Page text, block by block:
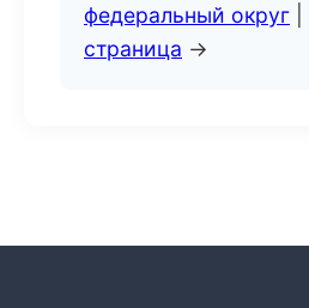
федеральный округ
страница →